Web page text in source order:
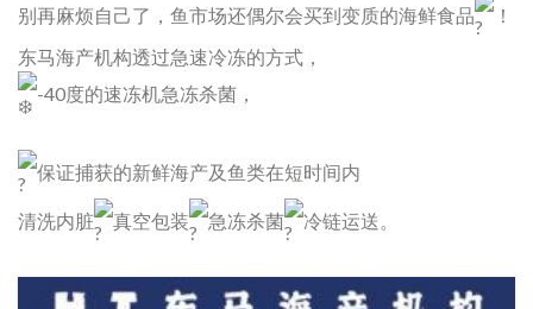
别再麻烦自己了，鱼市场还偶尔会买到变质的海鲜食品
！
东马海产机构透过急速冷冻的方式，
-40度的速冻机急冻杀菌，
保证捕获的新鲜海产及鱼类在短时间内
清洗内脏 真空包装 急冻杀菌 冷链运送。